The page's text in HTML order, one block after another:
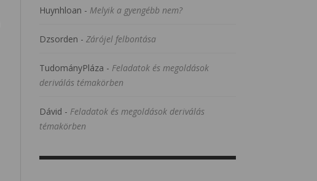
Huynhloan - Melyik a gyengébb nem?
Dzsorden - Zárójel felbontása
TudományPláza - Feladatok és megoldások
deriválás témakörben
Dávid - Feladatok és megoldások deriválás
témakörben